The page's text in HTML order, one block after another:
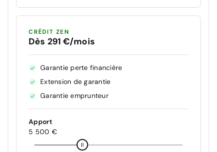
CRÉDIT ZEN
Dès 291 €/mois
Garantie perte financière
Extension de garantie
Garantie emprunteur
Apport
5 500 €